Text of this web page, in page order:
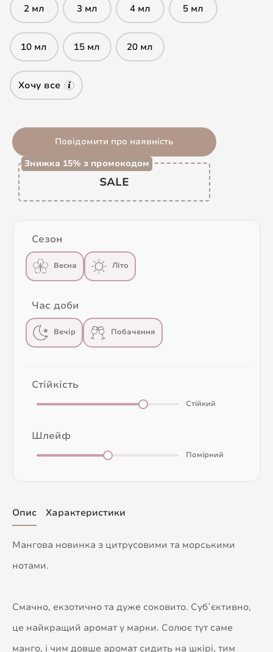
2 мл 3 мл 4 мл 5 мл
10 мл 15 мл 20 мл
Хочу все
Повідомити про наявність
Знижка 15% з промокодом
SALE
Сезон
Весна Літо
Час доби
Вечір Побачення
Стійкість
Стійкий
Шлейф
Помірний
Опис Характеристики
Мангова новинка з цитрусовими та морськими
нотами.
Смачно, екзотично та дуже соковито. Субʼєктивно,
це найкращий аромат у марки. Солює тут саме
манго, і чим довше аромат сидить на шкірі, тим